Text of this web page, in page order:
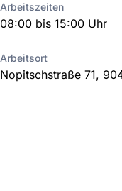
Arbeitszeiten
08:00 bis 15:00 Uhr
Arbeitsort
Nopitschstraße 71,